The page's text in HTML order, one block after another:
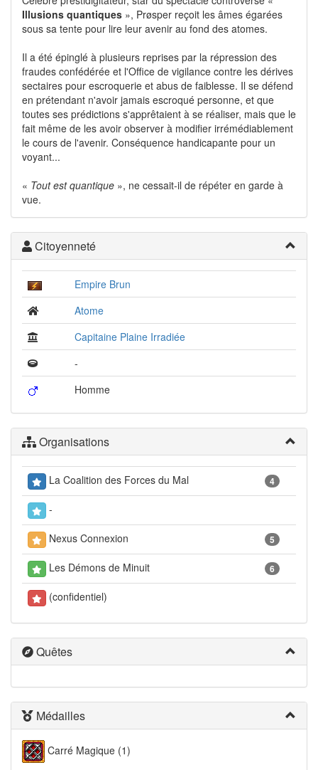
Illusions quantiques », Prøsper reçoit les âmes égarées
sous sa tente pour lire leur avenir au fond des atomes.
Il a été épinglé à plusieurs reprises par la répression des
fraudes confédérée et l'Office de vigilance contre les dérives
sectaires pour escroquerie et abus de faiblesse. Il se défend
en prétendant n'avoir jamais escroqué personne, et que
toutes ses prédictions s'apprêtaient à se réaliser, mais que le
fait même de les avoir observer à modifier irrémédiablement
le cours de l'avenir. Conséquence handicapante pour un
voyant...
« Tout est quantique », ne cessait-il de répéter en garde à
vue.
Citoyenneté
Empire Brun
Atome
Capitaine Plaine Irradiée
-
Homme
Organisations
La Coalition des Forces du Mal 4
-
Nexus Connexion 5
Les Démons de Minuit 6
(confidentiel)
Quêtes
Médailles
Carré Magique (1)